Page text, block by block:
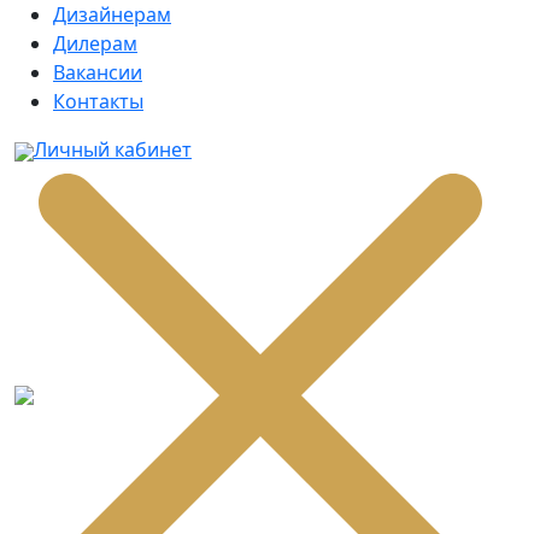
Дизайнерам
Дилерам
Вакансии
Контакты
Личный кабинет